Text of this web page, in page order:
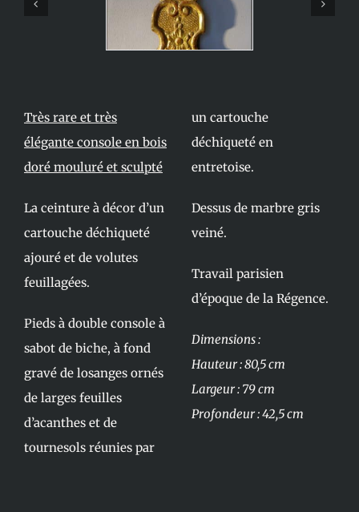
Très rare et très
élégante console en bois
doré mouluré et sculpté
La ceinture à décor d’un
cartouche déchiqueté
ajouré et de volutes
feuillagées.
Pieds à double console à
sabot de biche, à fond
gravé de losanges ornés
de larges feuilles
d’acanthes et de
tournesols réunies par
un cartouche
déchiqueté en
entretoise.
Dessus de marbre gris
veiné.
Travail parisien
d’époque de la Régence.
Dimensions :
Hauteur : 80,5 cm
Largeur : 79 cm
Profondeur : 42,5 cm